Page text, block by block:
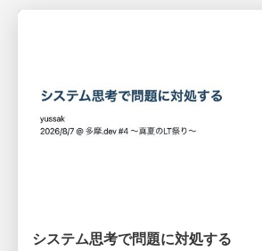
システム思考で問題に対処する